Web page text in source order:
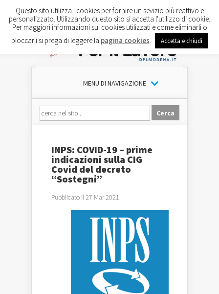
MENU DI NAVIGAZIONE
INPS: COVID-19 – prime
indicazioni sulla CIG
Covid del decreto
“Sostegni”
Pubblicato il 27 Mar 2021
Questo sito utilizza i cookies per fornire un sevizio più reattivo e
personalizzato. Utilizzando questo sito si accetta l'utilizzo di cookie.
Per maggiori informazioni sui cookies utilizzati e come eliminarli o
bloccarli si prega di leggere la pagina cookies Accetta e chiudi